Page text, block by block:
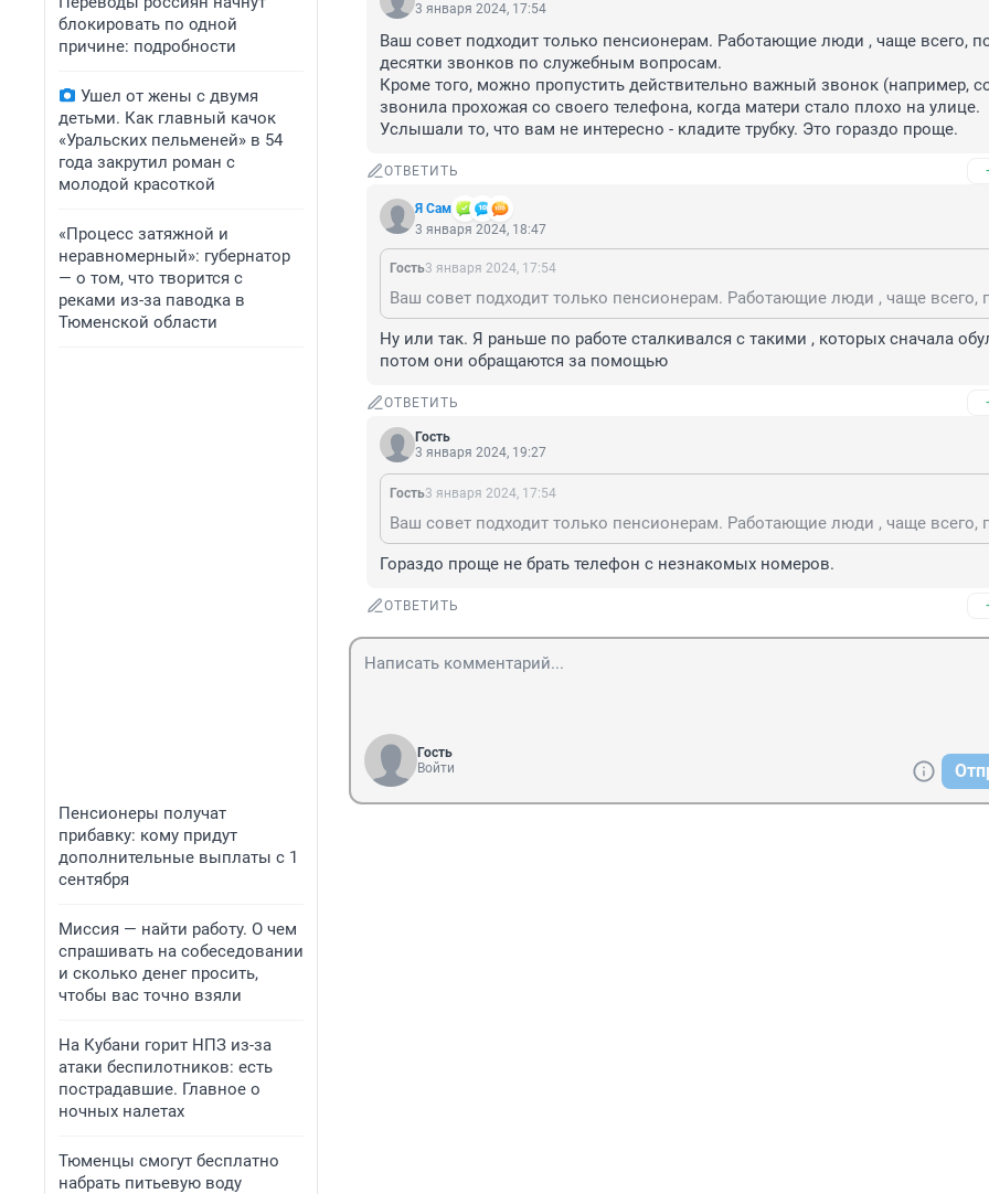
блокировать по одной
причине: подробности
Ушел от жены с двумя
детьми. Как главный качок
«Уральских пельменей» в 54
года закрутил роман с
молодой красоткой
«Процесс затяжной и
неравномерный»: губернатор
— о том, что творится с
реками из-за паводка в
Тюменской области
Пенсионеры получат
прибавку: кому придут
дополнительные выплаты с 1
сентября
Миссия — найти работу. О чем
спрашивать на собеседовании
и сколько денег просить,
чтобы вас точно взяли
На Кубани горит НПЗ из-за
атаки беспилотников: есть
пострадавшие. Главное о
ночных налетах
Тюменцы смогут бесплатно
набрать питьевую воду
3 января 2024, 17:54
Ваш совет подходит только пенсионерам. Работающие люди , чаще всего,
десятки звонков по служебным вопросам.
Кроме того, можно пропустить действительно важный звонок (например,
звонила прохожая со своего телефона, когда матери стало плохо на улице.
Услышали то, что вам не интересно - кладите трубку. Это гораздо проще.
ОТВЕТИТЬ
Я Сам
3 января 2024, 18:47
Гость3 января 2024, 17:54
Ну или так. Я раньше по работе сталкивался с такими , которых сначала
потом они обращаются за помощью
ОТВЕТИТЬ
Гость
3 января 2024, 19:27
Гость3 января 2024, 17:54
Гораздо проще не брать телефон с незнакомых номеров.
ОТВЕТИТЬ
Гость
Войти